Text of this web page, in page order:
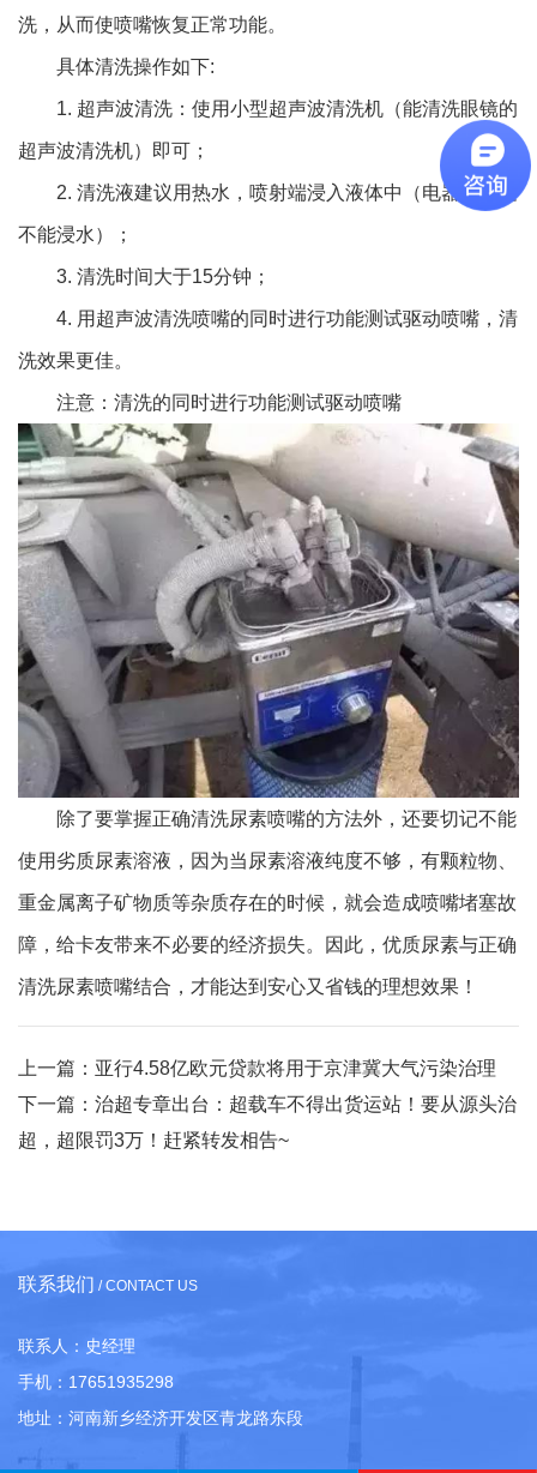
洗，从而使喷嘴恢复正常功能。
具体清洗操作如下:
1. 超声波清洗：使用小型超声波清洗机（能清洗眼镜的
超声波清洗机）即可；
2. 清洗液建议用热水，喷射端浸入液体中（电器插头处
不能浸水）；
3. 清洗时间大于15分钟；
4. 用超声波清洗喷嘴的同时进行功能测试驱动喷嘴，清
洗效果更佳。
注意：清洗的同时进行功能测试驱动喷嘴
除了要掌握正确清洗尿素喷嘴的方法外，还要切记不能
使用劣质尿素溶液，因为当尿素溶液纯度不够，有颗粒物、
重金属离子矿物质等杂质存在的时候，就会造成喷嘴堵塞故
障，给卡友带来不必要的经济损失。因此，优质尿素与正确
清洗尿素喷嘴结合，才能达到安心又省钱的理想效果！
上一篇： 亚行4.58亿欧元贷款将用于京津冀大气污染治理
下一篇： 治超专章出台：超载车不得出货运站！要从源头治
超，超限罚3万！赶紧转发相告~
联系我们 / CONTACT US
联系人：史经理
手机：17651935298
地址：河南新乡经济开发区青龙路东段